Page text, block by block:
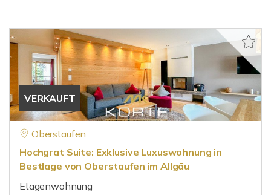
VERKAUFT
Oberstaufen
Hochgrat Suite: Exklusive Luxuswohnung in
Bestlage von Oberstaufen im Allgäu
Etagenwohnung